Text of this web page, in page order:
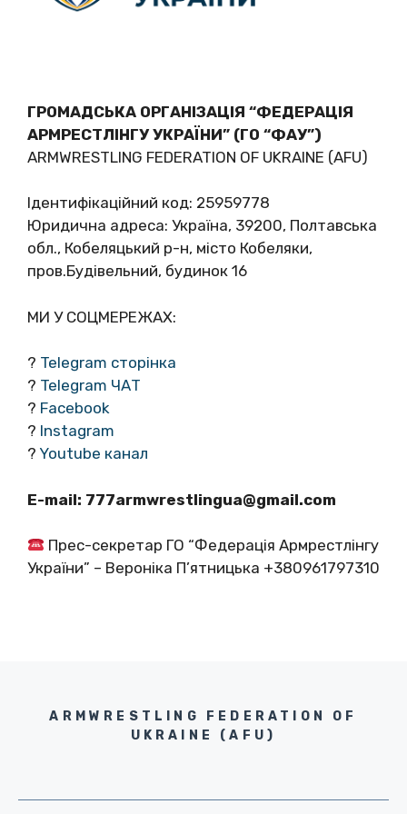
ГРОМАДСЬКА ОРГАНІЗАЦІЯ “ФЕДЕРАЦІЯ
АРМРЕСТЛІНГУ УКРАЇНИ” (ГО “ФАУ”)
ARMWRESTLING FEDERATION OF UKRAINE (AFU)
Ідентифікаційний код: 25959778
Юридична адреса: Україна, 39200, Полтавська
обл., Кобеляцький р-н, місто Кобеляки,
пров.Будівельний, будинок 16
МИ У СОЦМЕРЕЖАХ:
? Telegram сторінка
? Telegram ЧАТ
? Facebook
? Instagram
? Youtube канал
E-mail: 777armwrestlingua@gmail.com
Прес-секретар ГО “Федерація Армрестлінгу
України” – Вероніка П’ятницька +380961797310
ARMWRESTLING FEDERATION OF
UKRAINE (AFU)